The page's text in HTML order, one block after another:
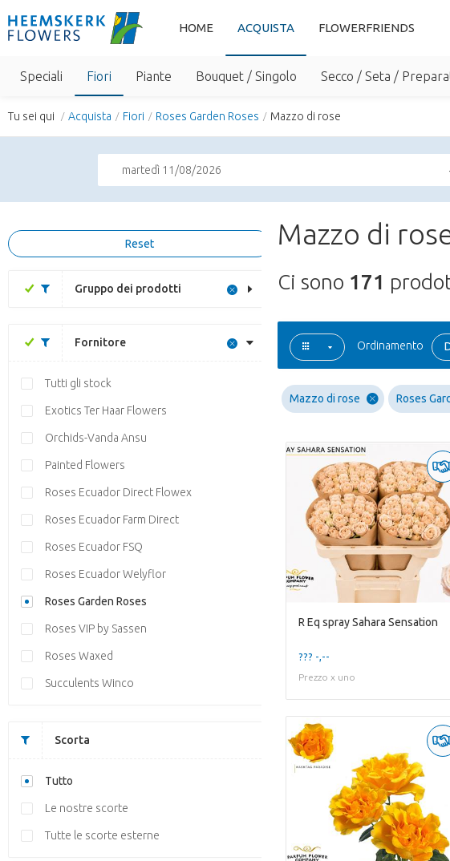
HOME ACQUISTA FLOWERFRIENDS
Speciali Fiori Piante Bouquet / Singolo Secco / Seta /
Tu sei qui Acquista Fiori Roses Garden Roses Mazzo di rose
martedì 11/08/2026
Reset
Gruppo dei prodotti
Fornitore
Tutti gli stock
Exotics Ter Haar Flowers
Orchids-Vanda Ansu
Painted Flowers
Roses Ecuador Direct Flowex
Roses Ecuador Farm Direct
Roses Ecuador FSQ
Roses Ecuador Welyflor
Roses Garden Roses
Roses VIP by Sassen
Roses Waxed
Succulents Winco
Scorta
Tutto
Le nostre scorte
Tutte le scorte esterne
Mazzo di
Ci sono 171
Ordinamento
Mazzo di rose Roses
R Eq spray Sahara Sensation
??? -,--
Prezzo x uno